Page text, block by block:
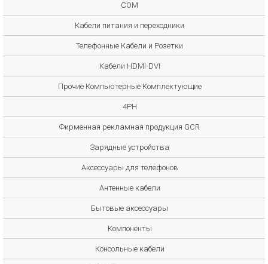
COM
Кабели питания и переходники
Телефонные Кабели и Розетки
Кабели HDMI-DVI
Прочие Компьютерные Комплектующие
4PH
Фирменная рекламная продукция GCR
Зарядные устройства
Аксессуары для телефонов
Антенные кабели
Бытовые аксессуары
Компоненты
Консольные кабели